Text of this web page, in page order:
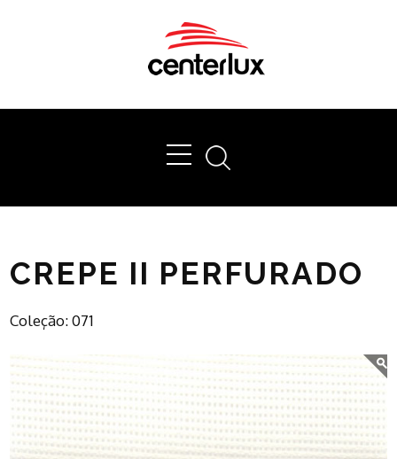
CREPE II PERFURADO
Coleção: 071